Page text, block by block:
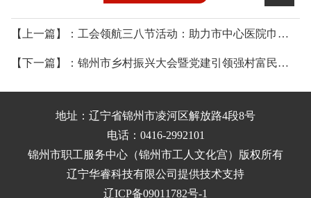
【上一篇】：工会领航三八节活动：助力市中心医院巾帼绽芳华，共筑健康新征程
【下一篇】：锦州市乡村振兴大会暨党建引领强村富民颁奖典礼在工人文化宫举行
地址：辽宁省锦州市凌河区解放路4段8号
电话：0416-2992101
锦州市职工服务中心（锦州市工人文化宫） 版权所有
辽宁华睿科技有限公司提供技术支持
辽ICP备09011782号-1